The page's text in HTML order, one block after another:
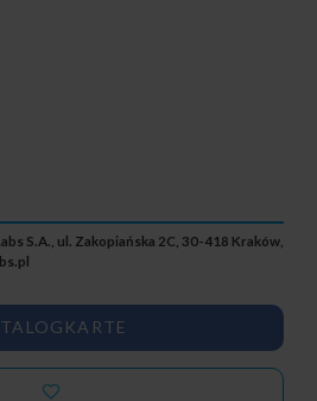
S.A., ul. Zakopiańska 2C, 30-418 Kraków,